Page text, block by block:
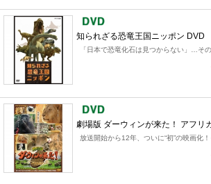
知られざる恐竜王国ニッポン DVD
「日本で恐竜化石は見つからない」…その
劇場版 ダーウィンが来た！ アフリ
放送開始から12年、ついに“初”の映画化！